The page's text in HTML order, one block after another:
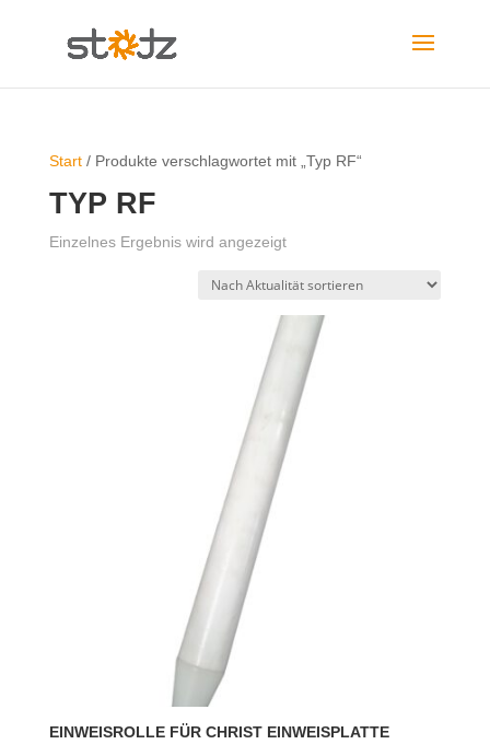
Start/ Produkte verschlagwortet mit „Typ RF“
TYP RF
Einzelnes Ergebnis wird angezeigt
EINWEISROLLE FÜR CHRIST EINWEISPLATTE